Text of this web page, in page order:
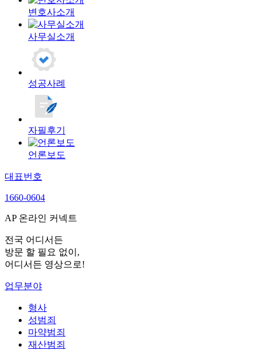
변호사소개
사무실소개
성공사례
자필후기
언론보도
대표번호
1660-0604
AP 온라인 커넥트
전국 어디서든
방문 할 필요 없이,
어디서든 영상으로!
업무분야
형사
성범죄
마약범죄
재산범죄